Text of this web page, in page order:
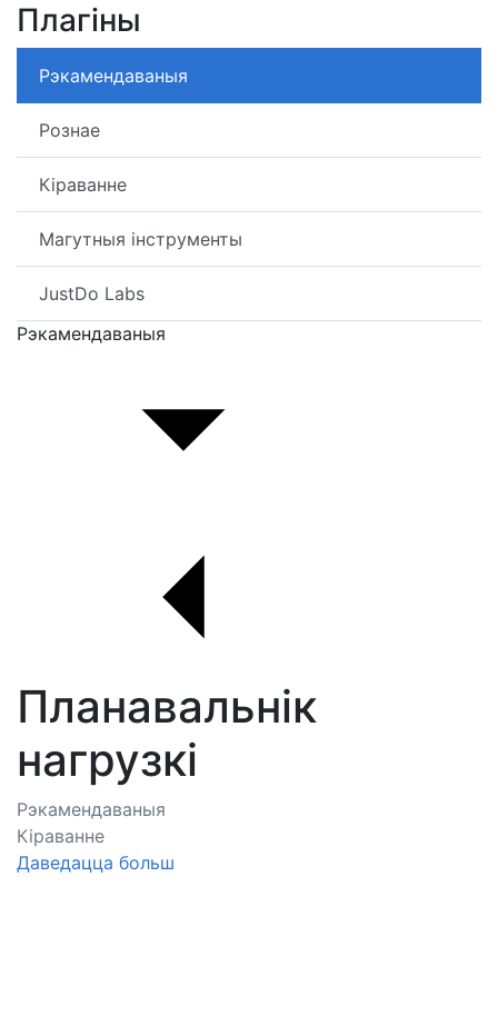
Плагіны
Рэкамендаваныя
Рознае
Кіраванне
Магутныя інструменты
JustDo Labs
Рэкамендаваныя
Планавальнік
нагрузкі
Рэкамендаваныя
Кіраванне
Даведацца больш